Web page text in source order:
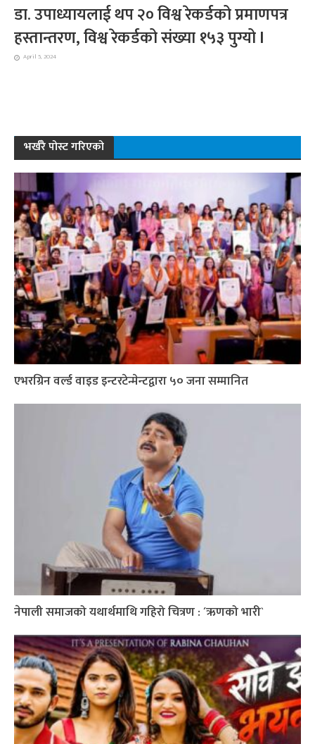
डा. उपाध्यायलाई थप २० विश्व रेकर्डको प्रमाणपत्र
हस्तान्तरण, विश्व रेकर्डको संख्या १५३ पुग्यो l
April 5, 2024
भर्खरै पोस्ट गरिएको
एभरग्रिन वर्ल्ड वाइड इन्टरटेन्मेन्टद्वारा ५० जना सम्मानित
नेपाली समाजको यथार्थमाथि गहिरो चित्रण : ´ऋणको भारी`